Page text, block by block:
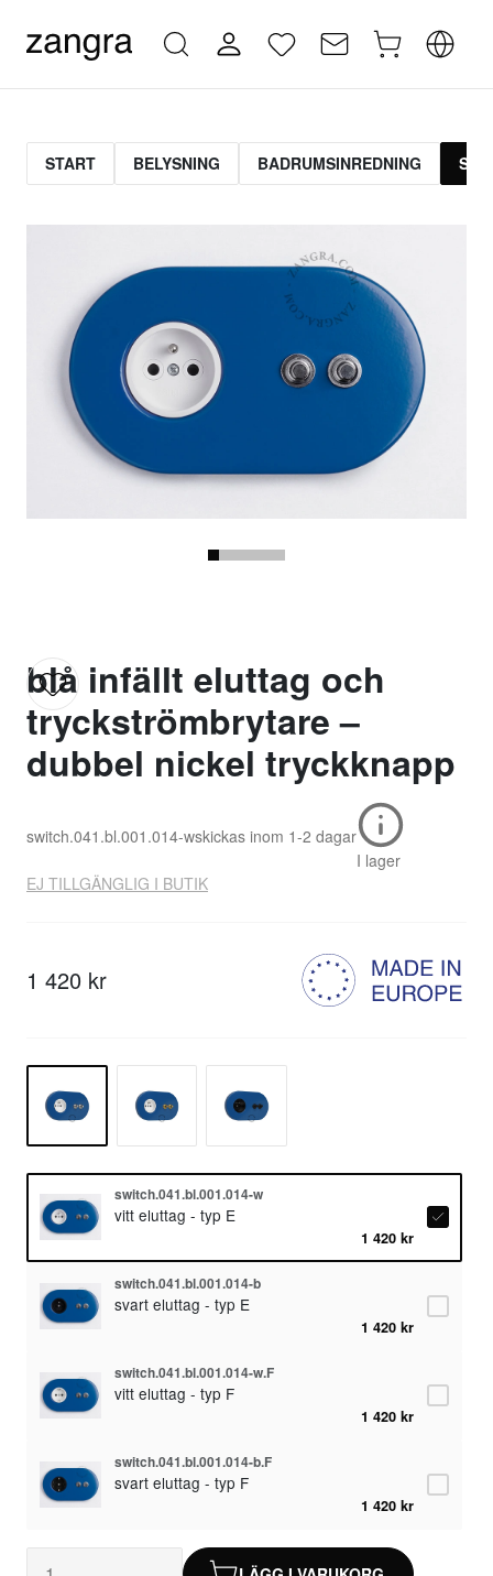
START BELYSNING BADRUMSINREDNING
blå infällt eluttag och
tryckströmbrytare –
dubbel nickel tryckknapp
switch.041.bl.001.014-wskickas inom 1-2 dagar
I lager
EJ TILLGÄNGLIG I BUTIK
1 420 kr
switch.041.bl.001.014-w
vitt eluttag - typ E
1 420 kr
switch.041.bl.001.014-b
svart eluttag - typ E
1 420 kr
switch.041.bl.001.014-w.F
vitt eluttag - typ F
1 420 kr
switch.041.bl.001.014-b.F
svart eluttag - typ F
1 420 kr